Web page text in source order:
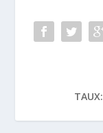
TAUX: